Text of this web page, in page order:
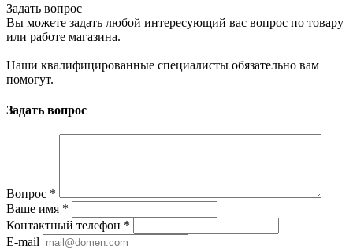
Задать вопрос
Вы можете задать любой интересующий вас вопрос по товару
или работе магазина.
Наши квалифицированные специалисты обязательно вам
помогут.
Задать вопрос
Вопрос *
Ваше имя *
Контактный телефон *
E-mail